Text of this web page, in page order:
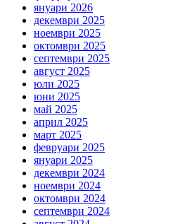
януари 2026
декември 2025
ноември 2025
октомври 2025
септември 2025
август 2025
юли 2025
юни 2025
май 2025
април 2025
март 2025
февруари 2025
януари 2025
декември 2024
ноември 2024
октомври 2024
септември 2024